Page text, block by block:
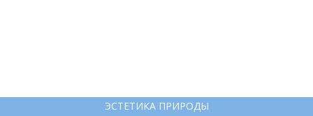
ЭСТЕТИКА ПРИРОДЫ